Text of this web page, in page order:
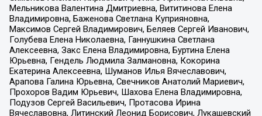
Мельникова Валентина Дмитриевна, Вититинова Елена
Владимировна, Баженова Светлана Куприяновна,
Максимов Сергей Владимирович, Беляев Сергей Иванович,
Голубева Елена Николаевна, Ганнушкина Светлана
Алексеевна, Закс Елена Владимировна, Буртина Елена
Юрьевна, Гендель Людмила Залмановна, Кокорина
Екатерина Алексеевна, Шуманов Илья Вячеславович,
Арапова Галина Юрьевна, Свечников Анатолий Мариевич,
Прохоров Вадим Юрьевич, Шахова Елена Владимировна,
Подузов Сергей Васильевич, Протасова Ирина
Вячеславовна, Литинский Леонид Борисович, Лукашевский